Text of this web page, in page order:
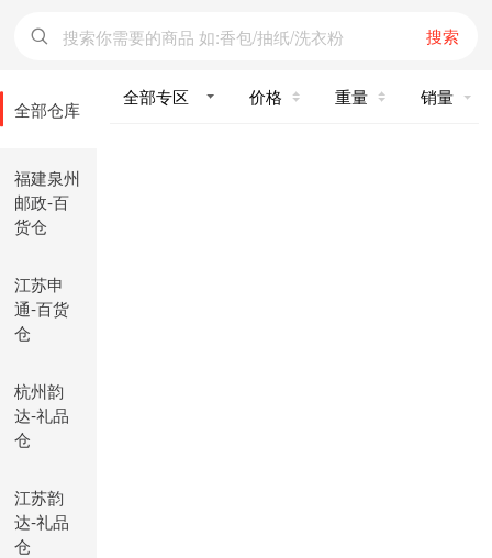
搜索
全部仓库
福建泉州
邮政-百
货仓
江苏申
通-百货
仓
杭州韵
达-礼品
仓
江苏韵
达-礼品
仓
价格 重量 销量